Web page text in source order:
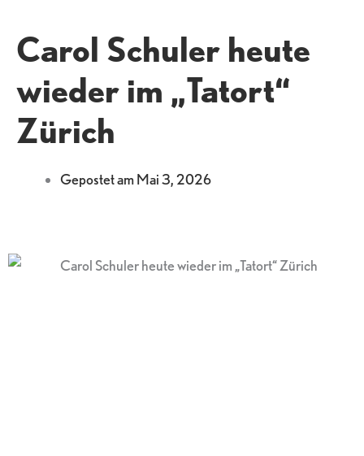
Carol Schuler heute
wieder im „Tatort“
Zürich
Gepostet amMai 3, 2026